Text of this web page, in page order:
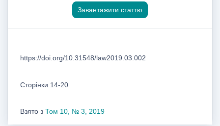
Завантажити статтю
https://doi.org/10.31548/law2019.03.002
Сторінки 14-20
Взято з Том 10, № 3, 2019